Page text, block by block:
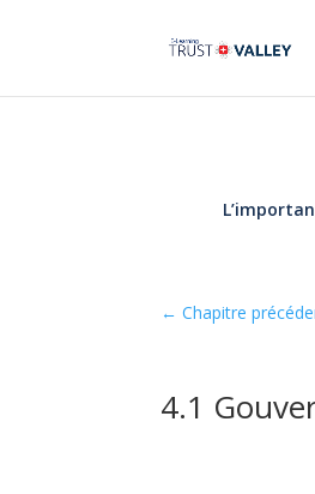
←Chapitre
4.1